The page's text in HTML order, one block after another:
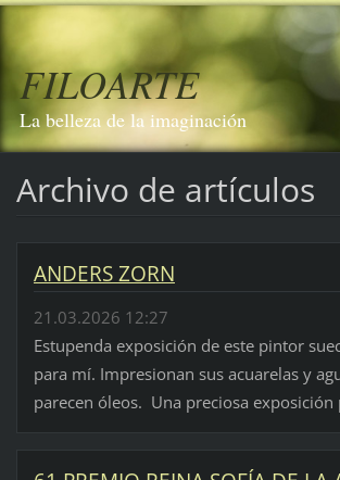
FILOARTE
La belleza de la imaginación
Archivo de artículos
ANDERS ZORN
21.03.2026 12:27
Estupenda exposición de este pintor
para mí. Impresionan sus acuarelas y
parecen óleos. Una preciosa